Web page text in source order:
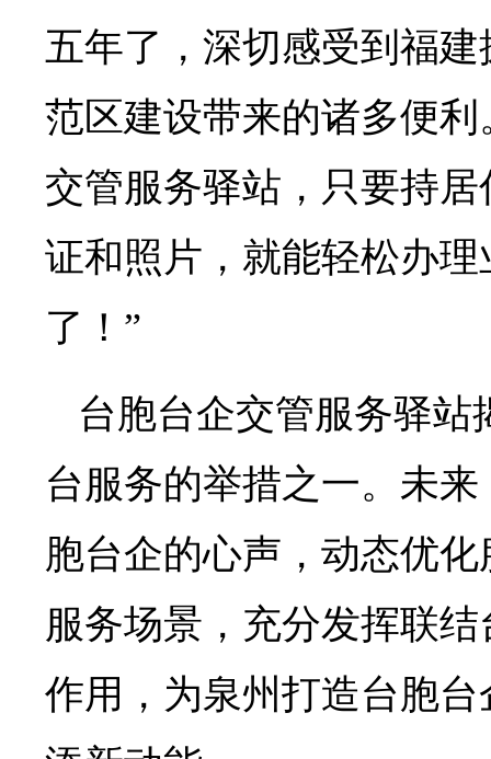
五年了，深切感受到福
范区建设带来的诸多便
交管服务驿站，只要持
证和照片，就能轻松办
了！”
台胞台企交管服务驿站
台服务的举措之一。未
胞台企的心声，动态优
服务场景，充分发挥联
作用，为泉州打造台胞台